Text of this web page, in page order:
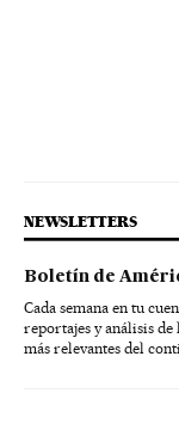
NEWSLETTERS
Boletín de
Cada semana en tu
reportajes y análisis
más relevantes del